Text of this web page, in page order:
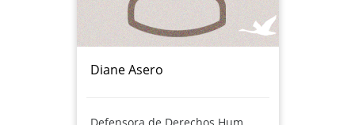
Diane Asero
Defensora de Derechos Humanos